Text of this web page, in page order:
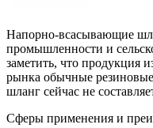
Напорно-всасывающие
промышленности и
заметить, что продукция
рынка обычные
шланг сейчас не
Сферы применения и